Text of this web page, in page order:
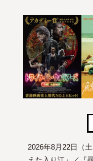
2026年8月22日（